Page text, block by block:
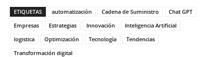
ETIQUETAS automatización Cadena de Suministro
Chat GPT
Empresas
Estrategias Innovación
Inteligencia Artificial
logistica
Optimización Tecnología
Tendencias
Transformación digital